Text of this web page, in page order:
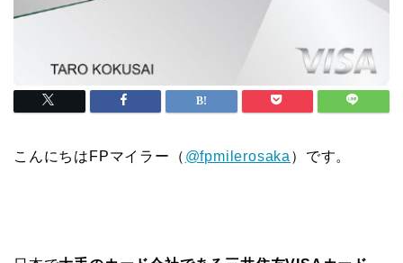
こんにちはFPマイラー（ @fpmilerosaka ）です。